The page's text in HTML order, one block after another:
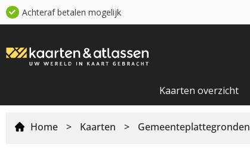
Achteraf betalen mogelijk
Kaarten overzicht
Home > Kaarten > Gemeenteplattegronden